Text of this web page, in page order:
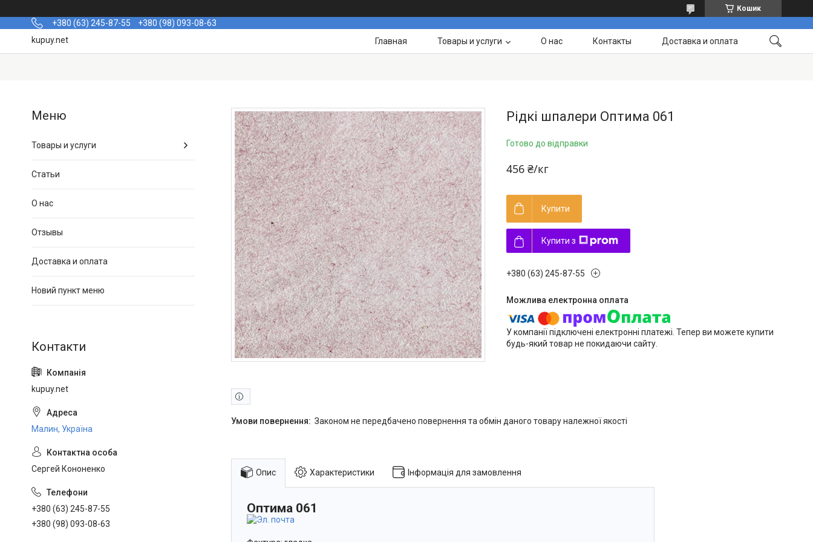
Кошик
+380 (63) 245-87-55
+380 (98) 093-08-63
kupuy.net
Главная Товары и услуги О нас Контакты Доставка и оплата
Рідкі шпалери Оптима 061
Готово до відправки
456 ₴/кг
Купити
Купити з
+380 (63) 245-87-55
У компанії підключені електронні платежі. Тепер ви можете купити
будь-який товар не покидаючи сайту.
Законом не передбачено повернення та обмін даного товару належної якості
Опис Характеристики Інформація для замовлення
Оптима 061
Товары и услуги
Статьи
О нас
Отзывы
Доставка и оплата
Новий пункт меню
kupuy.net
Малин, Україна
Сергей Кононенко
+380 (63) 245-87-55
+380 (98) 093-08-63